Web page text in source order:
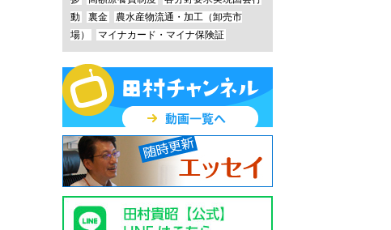
動
裏金
農水産物流通・加工（卸売市
場）
マイナカード・マイナ保険証